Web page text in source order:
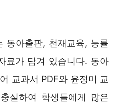
동아출판, 천재교육, 능률
료가 담겨 있습니다. 동아
교과서 PDF와 윤정미 교
실하여 학생들에게 많은